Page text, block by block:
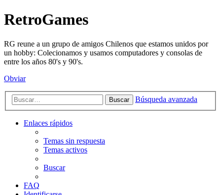
RetroGames
RG reune a un grupo de amigos Chilenos que estamos unidos por
un hobby: Colecionamos y usamos computadores y consolas de
entre los años 80's y 90's.
Obviar
Buscar Búsqueda avanzada
Enlaces rápidos
Temas sin respuesta
Temas activos
Buscar
FAQ